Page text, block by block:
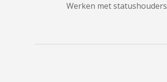
Werken met statushouders